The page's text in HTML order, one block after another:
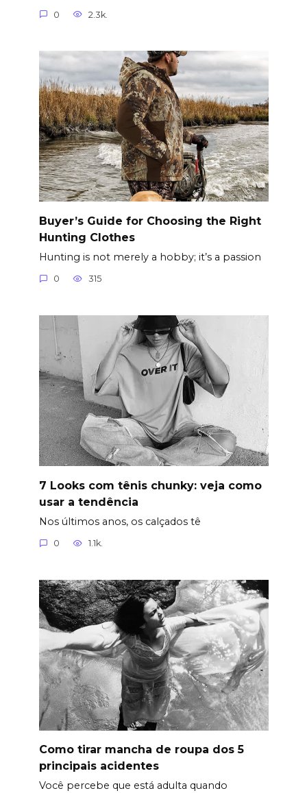
0 2.3k.
Buyer’s Guide for Choosing the Right
Hunting Clothes
Hunting is not merely a hobby; it’s a passion
0 315
7 Looks com tênis chunky: veja como
usar a tendência
Nos últimos anos, os calçados tê
0 1.1k.
Como tirar mancha de roupa dos 5
principais acidentes
Você percebe que está adulta quando